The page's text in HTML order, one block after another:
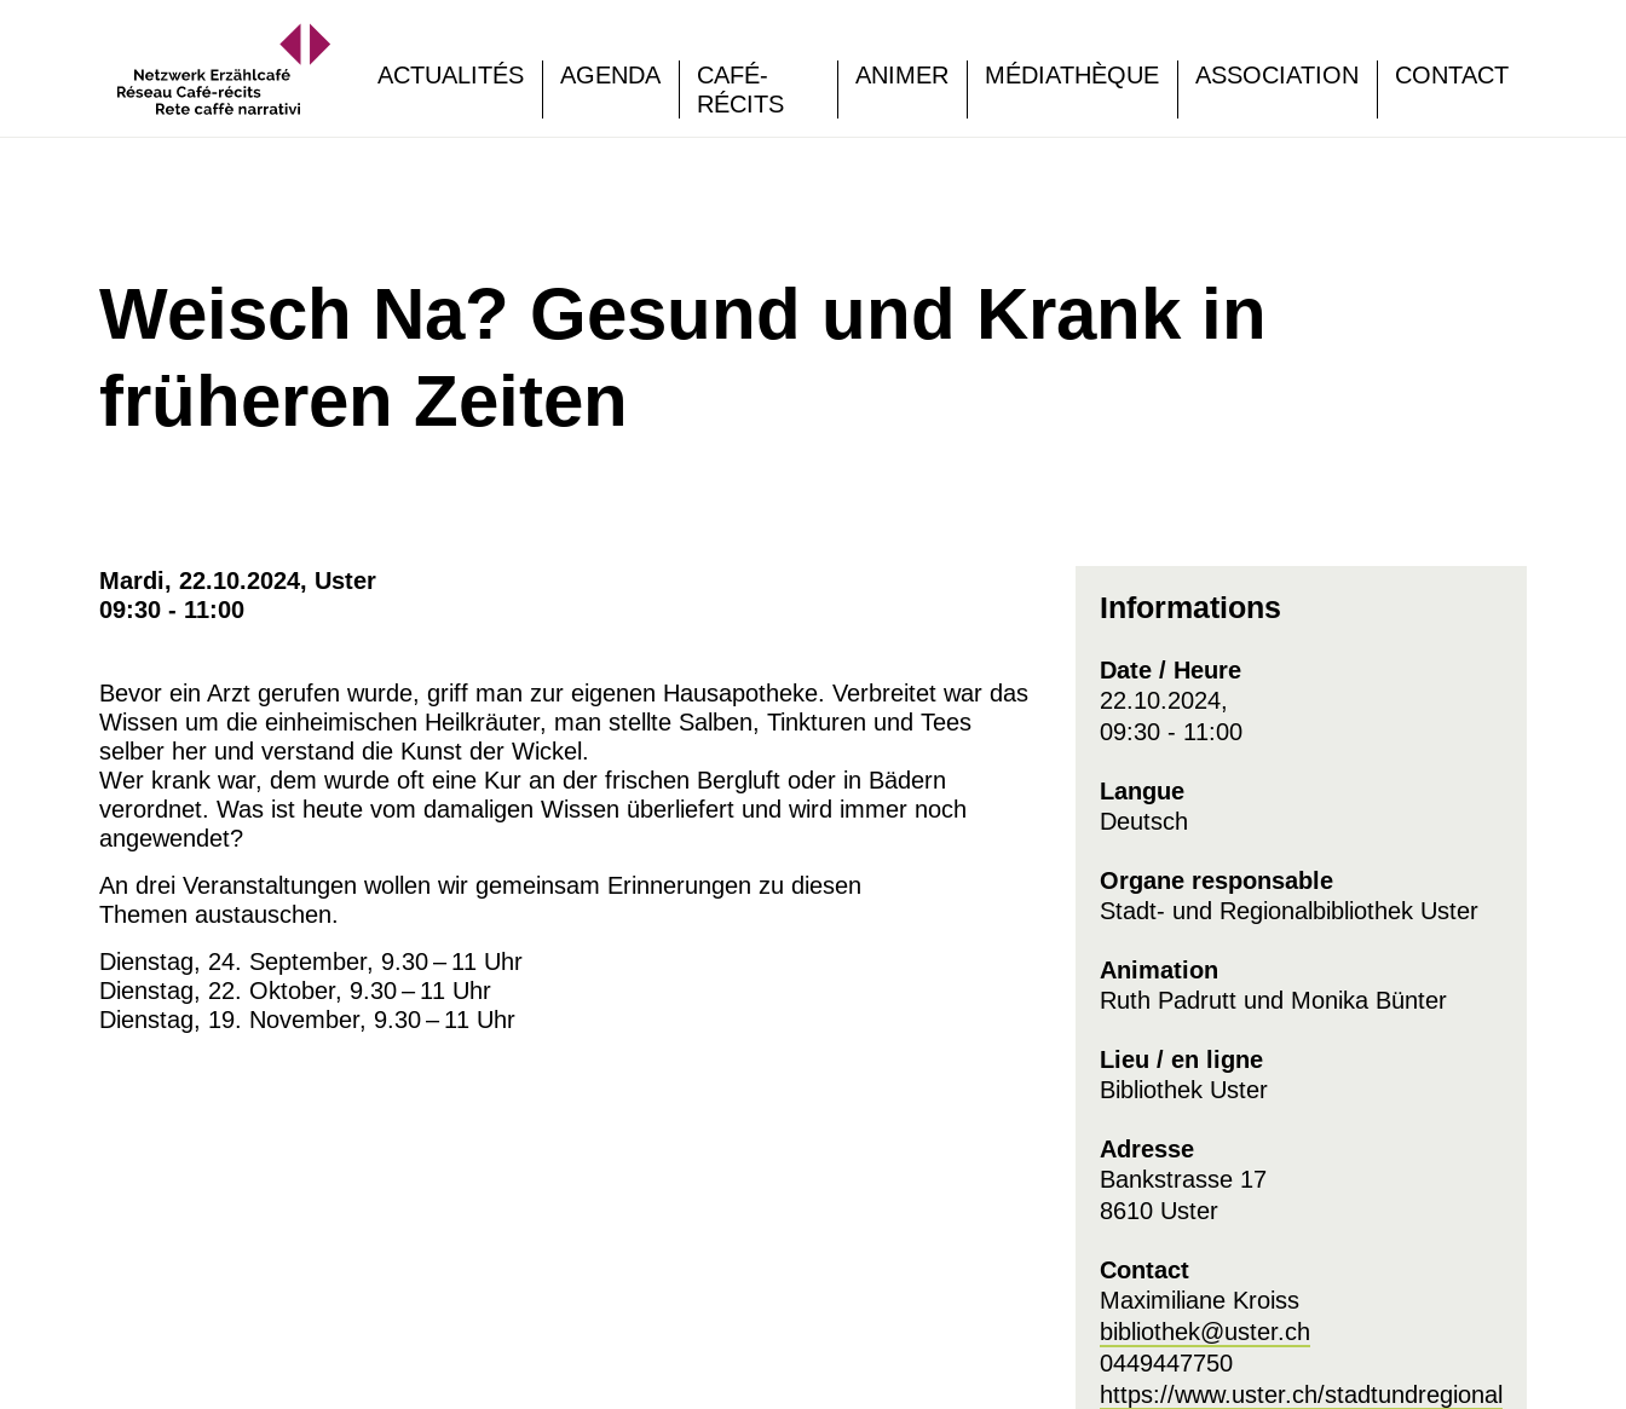
ACTUALITÉS AGENDA
CAFÉ-
RÉCITS
ANIMER MÉDIATHÈQUE ASSOCIATION CONTACT
Weisch Na? Gesund und Krank in
früheren Zeiten
Mardi, 22.10.2024, Uster
09:30 - 11:00
Bevor ein Arzt gerufen wurde, griff man zur eigenen Hausapotheke. Verbreitet war das
Wissen um die einheimischen Heilkräuter, man stellte Salben, Tinkturen und Tees
selber her und verstand die Kunst der Wickel.
Wer krank war, dem wurde oft eine Kur an der frischen Bergluft oder in Bädern
verordnet. Was ist heute vom damaligen Wissen überliefert und wird immer noch
angewendet?
An drei Veranstaltungen wollen wir gemeinsam Erinnerungen zu diesen
Themen austauschen.
Dienstag, 24. September, 9.30 – 11 Uhr
Dienstag, 22. Oktober, 9.30 – 11 Uhr
Dienstag, 19. November, 9.30 – 11 Uhr
Informations
Date / Heure
22.10.2024,
09:30 - 11:00
Langue
Deutsch
Organe responsable
Stadt- und Regionalbibliothek Uster
Animation
Ruth Padrutt und Monika Bünter
Lieu / en ligne
Bibliothek Uster
Adresse
Bankstrasse 17
8610 Uster
Contact
Maximiliane Kroiss
bibliothek@uster.ch
0449447750
https://www.uster.ch/stadtundregional